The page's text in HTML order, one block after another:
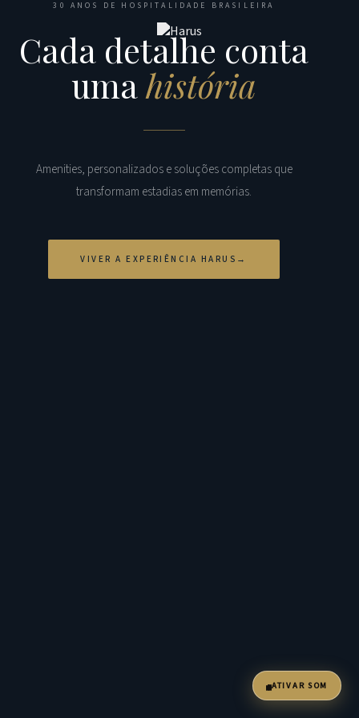
30 ANOS DE HOSPITALIDADE BRASILEIRA
Cada detalhe conta
umahistória
Amenities, personalizados e soluções completas que
transformam estadias em memórias.
VIVER A EXPERIÊNCIA HARUS
ATIVAR SOM